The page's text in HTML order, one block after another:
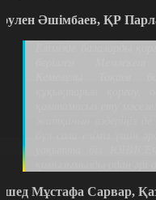
Әшімбаев, ҚР
Мұстафа Сарвар,